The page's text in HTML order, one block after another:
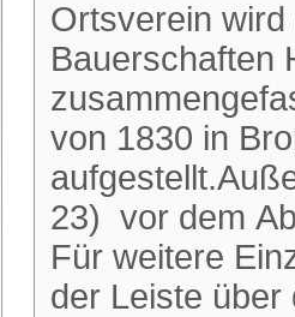
Ortsverein
Bauerschaften
von 1830 in
23) vor dem
Für weitere
der Leiste über